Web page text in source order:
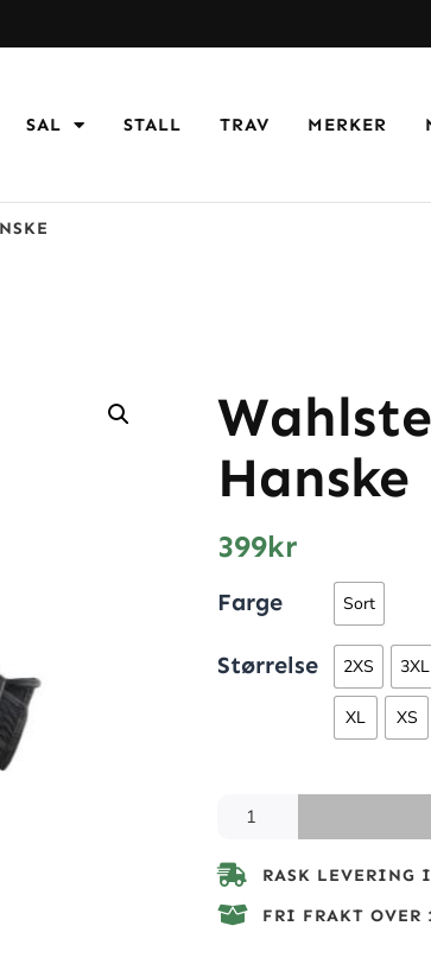
SAL STALL TRAV MERKER
Hanske
399kr
Farge Sort
Størrelse 2XS 3XL
XL XS
RASK LEVERING
FRI FRAKT OVER